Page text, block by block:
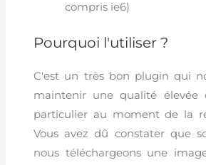
compris ie6)
Pourquoi l'utiliser ?
C'est un très bon plugin qui
maintenir une qualité élevée
particulier au moment de la
Vous avez dû constater que
nous téléchargeons une